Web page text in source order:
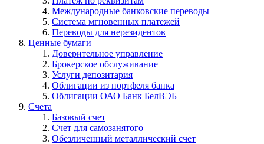
Международные банковские переводы
Система мгновенных платежей
Переводы для нерезидентов
Ценные бумаги
Доверительное управление
Брокерское обслуживание
Услуги депозитария
Облигации из портфеля банка
Облигации ОАО Банк БелВЭБ
Счета
Базовый счет
Счет для самозанятого
Обезличенный металлический счет